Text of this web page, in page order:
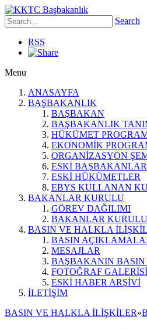
Search
RSS
Menu
ANASAYFA
BAŞBAKANLIK
BAŞBAKAN
BAŞBAKANLIK
HÜKÜMET
EKONOMİK
ORGANİZASYON
ESKİ BAŞBAKANLAR
ESKİ HÜKÜMETLER
EBYS KULLANAN
BAKANLAR KURULU
GÖREV DAĞILIMI
BAKANLAR
BASIN VE HALKLA
BASIN
MESAJLAR
BAŞBAKANIN BASIN
FOTOĞRAF GALERİSİ
ESKİ HABER ARŞİVİ
İLETİŞİM
BASIN VE HALKLA İLİŞKİLER»